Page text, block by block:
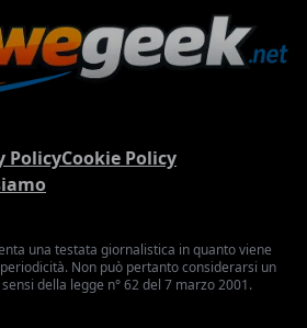
PolicyCookie Policy
una testata giornalistica in quanto viene
Non può pertanto considerarsi un
della legge n° 62 del 7 marzo 2001.